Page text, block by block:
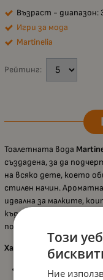
Възраст - диапазон:
Игри за мода
Martinelia
Рейтинг:
Тоалетната вода
създадена, за да
на всяко дете, което
стилен начин.
идеална за малките,
където и да отидат.
побира в детска
Характеристики:
Деликатен и
Този
Ние